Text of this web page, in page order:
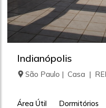
Indianópolis
São Paulo | Casa |
Área Útil
Dormitórios